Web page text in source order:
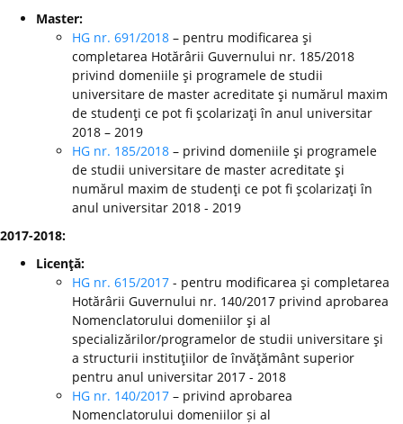
Master:
HG nr. 691/2018 – pentru modificarea şi
completarea Hotărârii Guvernului nr. 185/2018
privind domeniile şi programele de studii
universitare de master acreditate şi numărul maxim
de studenţi ce pot fi şcolarizaţi în anul universitar
2018 – 2019
HG nr. 185/2018 – privind domeniile şi programele
de studii universitare de master acreditate şi
numărul maxim de studenţi ce pot fi şcolarizaţi în
anul universitar 2018 - 2019
2017-2018:
Licenţă:
HG nr. 615/2017 - pentru modificarea şi completarea
Hotărârii Guvernului nr. 140/2017 privind aprobarea
Nomenclatorului domeniilor şi al
specializărilor/programelor de studii universitare şi
a structurii instituţiilor de învăţământ superior
pentru anul universitar 2017 - 2018
HG nr. 140/2017 – privind aprobarea
Nomenclatorului domeniilor și al